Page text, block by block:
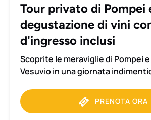
con
biglietti
d'ingresso
inclusi
Tour privato di Pompei
degustazione di vini
d'ingresso inclusi
Scoprite le meraviglie di Pompei
Vesuvio in una giornata
PRENOTA ORA